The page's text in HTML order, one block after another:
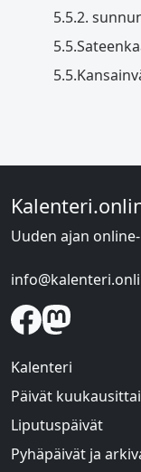
5.5.2.
5.5.
5.5.
Uuden ajan
Kalenteri
Päivät
Liputuspäivät
Pyhäpäivät ja